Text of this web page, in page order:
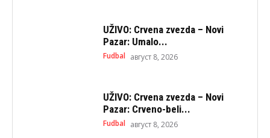
UŽIVO: Crvena zvezda – Novi
Pazar: Umalo...
Fudbal август 8, 2026
UŽIVO: Crvena zvezda – Novi
Pazar: Crveno-beli...
Fudbal август 8, 2026